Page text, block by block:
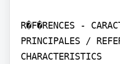
R�F�RENCES -
PRINCIPALES /
CHARACTERISTICS